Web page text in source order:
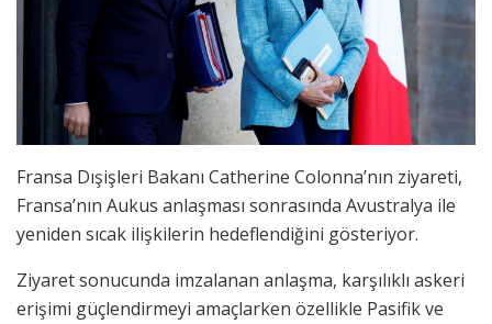
Fransa Dışişleri Bakanı Catherine Colonna’nın ziyareti,
Fransa’nın Aukus anlaşması sonrasında Avustralya ile
yeniden sıcak ilişkilerin hedeflendiğini gösteriyor.
Ziyaret sonucunda imzalanan anlaşma, karşılıklı askeri
erişimi güçlendirmeyi amaçlarken özellikle Pasifik ve